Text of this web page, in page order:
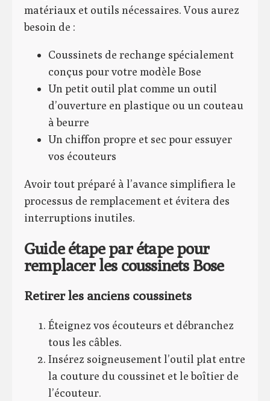
matériaux et outils nécessaires. Vous aurez
besoin de :
Coussinets de rechange spécialement
conçus pour votre modèle Bose
Un petit outil plat comme un outil
d’ouverture en plastique ou un couteau
à beurre
Un chiffon propre et sec pour essuyer
vos écouteurs
Avoir tout préparé à l’avance simplifiera le
processus de remplacement et évitera des
interruptions inutiles.
Guide étape par étape pour
remplacer les coussinets Bose
Retirer les anciens coussinets
Éteignez vos écouteurs et débranchez
tous les câbles.
Insérez soigneusement l’outil plat entre
la couture du coussinet et le boîtier de
l’écouteur.